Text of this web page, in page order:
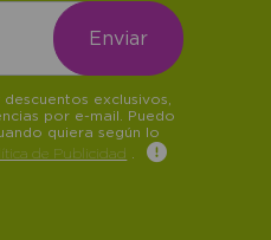
exclusivos,
por e-mail. Puedo
quiera según lo
de Publicidad